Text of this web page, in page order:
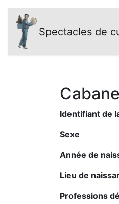
Spectacles de
Identifiant de
Sexe
Année de
Lieu de
Professions